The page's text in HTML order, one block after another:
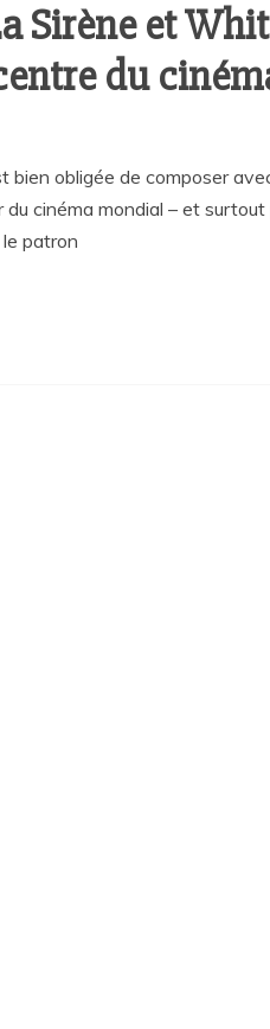
Sirène et
du
bien obligée de composer
cinéma mondial – et
patron